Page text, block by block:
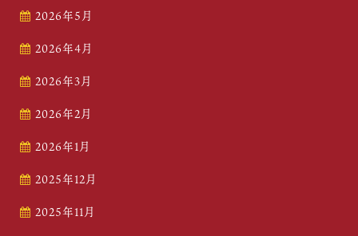
2026年5月
2026年4月
2026年3月
2026年2月
2026年1月
2025年12月
2025年11月